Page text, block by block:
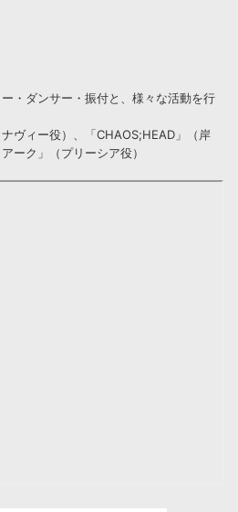
・ダンサー・振付と、様々な活動を行
ヴィー役）、「CHAOS;HEAD」（岸
ーク」（プリーシア役）